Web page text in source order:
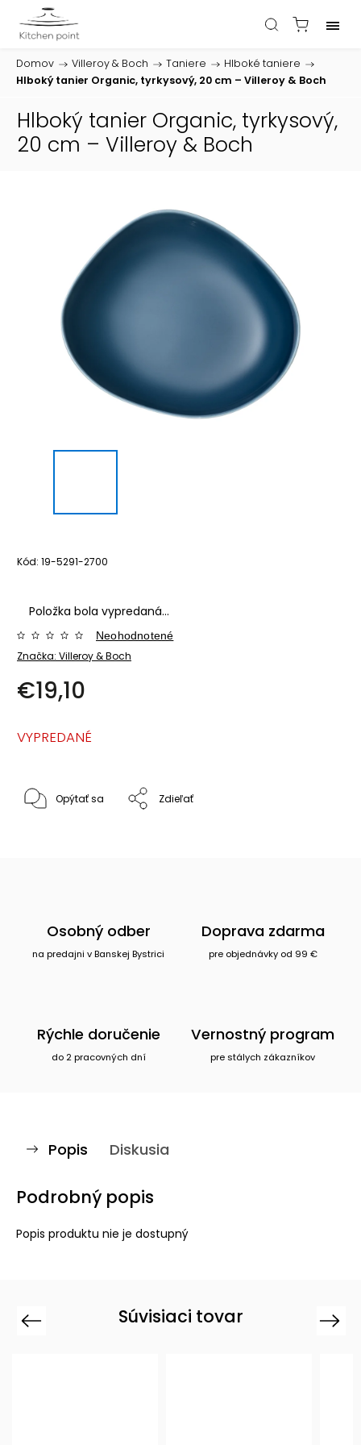
Domov / Villeroy & Boch / Taniere / Hlboké taniere /
Hlboký tanier Organic, tyrkysový, 20 cm – Villeroy & Boch
Hlboký tanier Organic, tyrkysový,
20 cm – Villeroy & Boch
Kód: 19-5291-2700
Položka bola vypredaná…
Značka: Villeroy & Boch
Neohodnotené
€19,10
VYPREDANÉ
Opýtať sa Zdieľať
Osobný odber
na predajni v Banskej Bystrici
Doprava zdarma
pre objednávky od 99 €
Rýchle doručenie
do 2 pracovných dní
Vernostný program
pre stálych zákazníkov
Popis Diskusia
Podrobný popis
Popis produktu nie je dostupný
Súvisiaci tovar
Previous Next